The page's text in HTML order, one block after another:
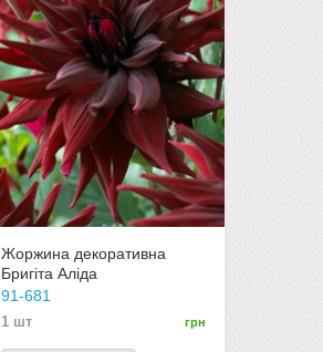
Жоржина декоративна
Бригіта Аліда
91-681
1 шт грн